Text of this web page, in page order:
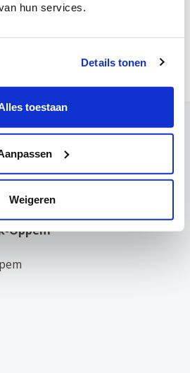
hun services.
Details tonen
toestaan
Weigeren
A
Oppem